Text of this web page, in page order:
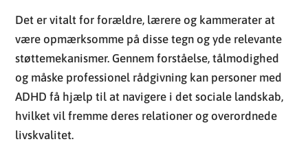
Det er vitalt for forældre, lærere og kammerater at
være opmærksomme på disse tegn og yde relevante
støttemekanismer. Gennem forståelse, tålmodighed
og måske professionel rådgivning kan personer med
ADHD få hjælp til at navigere i det sociale landskab,
hvilket vil fremme deres relationer og overordnede
livskvalitet.